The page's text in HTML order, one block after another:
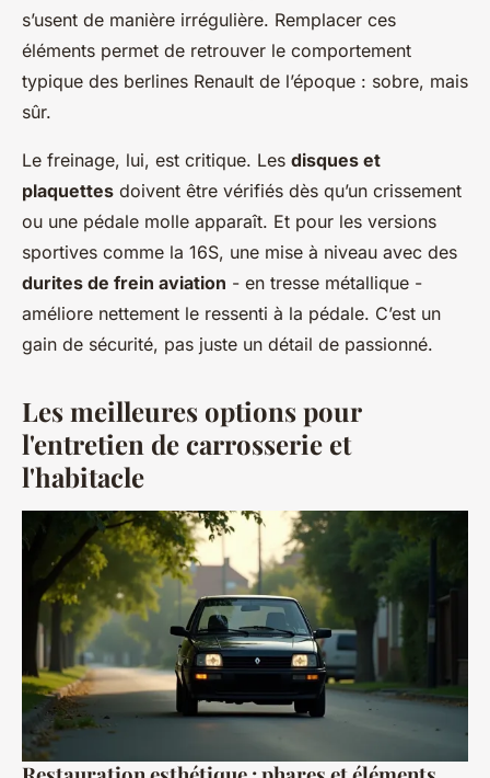
s’usent de manière irrégulière. Remplacer ces
éléments permet de retrouver le comportement
typique des berlines Renault de l’époque : sobre, mais
sûr.
Le freinage, lui, est critique. Les disques et
plaquettes doivent être vérifiés dès qu’un crissement
ou une pédale molle apparaît. Et pour les versions
sportives comme la 16S, une mise à niveau avec des
durites de frein aviation - en tresse métallique -
améliore nettement le ressenti à la pédale. C’est un
gain de sécurité, pas juste un détail de passionné.
Les meilleures options pour
l'entretien de carrosserie et
l'habitacle